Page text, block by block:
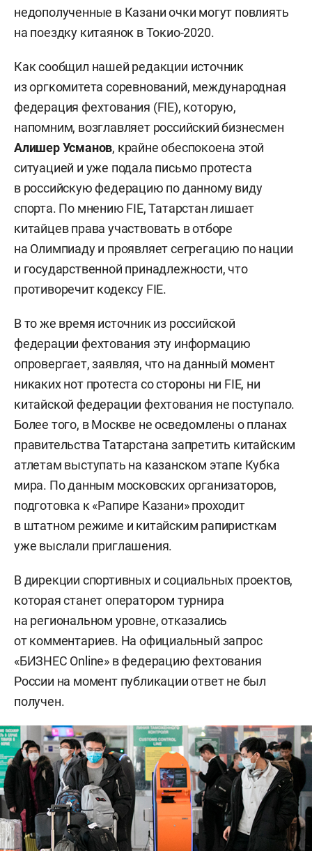
недополученные в Казани очки могут повлиять
на поездку китаянок в Токио-2020.
Как сообщил нашей редакции источник
из оргкомитета соревнований, международная
федерация фехтования (FIE), которую,
напомним, возглавляет российский бизнесмен
Алишер Усманов, крайне обеспокоена этой
ситуацией и уже подала письмо протеста
в российскую федерацию по данному виду
спорта. По мнению FIE, Татарстан лишает
китайцев права участвовать в отборе
на Олимпиаду и проявляет сегрегацию по нации
и государственной принадлежности, что
противоречит кодексу FIE.
В то же время источник из российской
федерации фехтования эту информацию
опровергает, заявляя, что на данный момент
никаких нот протеста со стороны ни FIE, ни
китайской федерации фехтования не поступало.
Более того, в Москве не осведомлены о планах
правительства Татарстана запретить китайским
атлетам выступать на казанском этапе Кубка
мира. По данным московских организаторов,
подготовка к «Рапире Казани» проходит
в штатном режиме и китайским рапиристкам
уже выслали приглашения.
В дирекции спортивных и социальных проектов,
которая станет оператором турнира
на региональном уровне, отказались
от комментариев. На официальный запрос
«БИЗНЕС Online» в федерацию фехтования
России на момент публикации ответ не был
получен.